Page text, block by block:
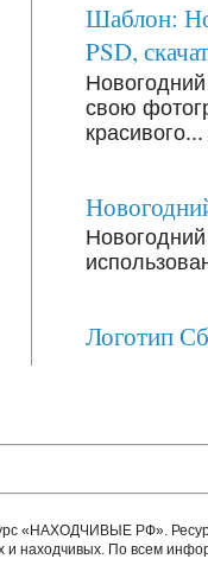
Шаблон:
PSD,
свою
красивого...
Логотип
«НАХОДЧИВЫЕ РФ».
и находчивых. По всем